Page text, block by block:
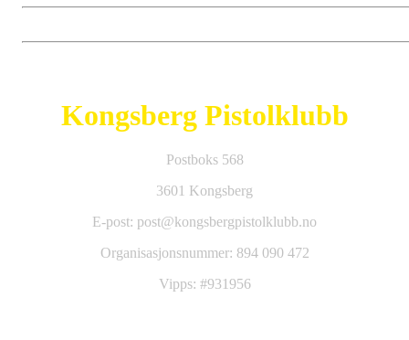
Kongsberg Pistolklubb
Postboks 568
3601 Kongsberg
E-post: post@kongsbergpistolklubb.no
Organisasjonsnummer: 894 090 472
Vipps: #931956